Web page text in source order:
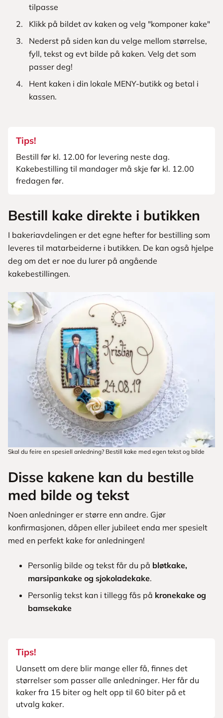
tilpasse
Klikk på bildet av kaken og velg "komponer kake"
Nederst på siden kan du velge mellom størrelse,
fyll, tekst og evt bilde på kaken. Velg det som
passer deg!
Hent kaken i din lokale MENY-butikk og betal i
kassen.
Tips!
Bestill før kl. 12.00 for levering neste dag.
Kakebestilling til mandager må skje før kl. 12.00
fredagen før.
Bestill kake direkte i butikken
I bakeriavdelingen er det egne hefter for bestilling som
leveres til matarbeiderne i butikken. De kan også hjelpe
deg om det er noe du lurer på angående
kakebestillingen.
Skal du feire en spesiell anledning? Bestill kake med egen tekst og bilde
Disse kakene kan du bestille
med bilde og tekst
Noen anledninger er større enn andre. Gjør
konfirmasjonen, dåpen eller jubileet enda mer spesielt
med en perfekt kake for anledningen!
Personlig bilde og tekst får du på bløtkake,
marsipankake og sjokoladekake.
Personlig tekst kan i tillegg fås på kronekake og
bamsekake
Tips!
Uansett om dere blir mange eller få, finnes det
størrelser som passer alle anledninger. Her får du
kaker fra 15 biter og helt opp til 60 biter på et
utvalg kaker.